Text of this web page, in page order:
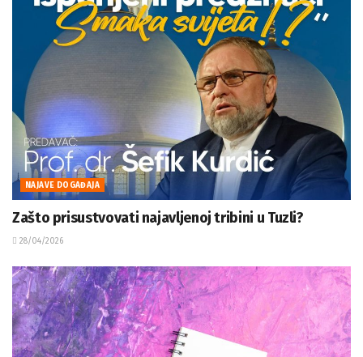
NAJAVE DOGAĐAJA
Zašto prisustvovati najavljenoj tribini u Tuzli?
28/04/2026